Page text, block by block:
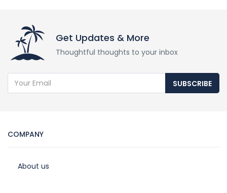
Get Updates & More
Thoughtful thoughts to your inbox
SUBSCRIBE
COMPANY
About us